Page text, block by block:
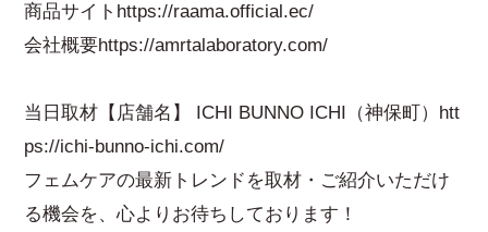
商品サイト https://raama.official.ec/
会社概要https://amrtalaboratory.com/
当日取材【店舗名】 ICHI BUNNO ICHI（神保町） htt
ps://ichi-bunno-ichi.com/
フェムケアの最新トレンドを取材・ご紹介いただけ
る機会を、心よりお待ちしております！